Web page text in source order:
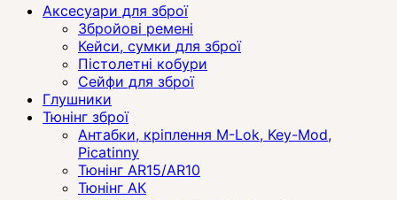
Аксесуари для зброї
Збройові ремені
Кейси, сумки для зброї
Пістолетні кобури
Сейфи для зброї
Глушники
Тюнінг зброї
Антабки, кріплення M-Lok, Key-Mod,
Picatinny
Тюнінг AR15/AR10
Тюнінг АК